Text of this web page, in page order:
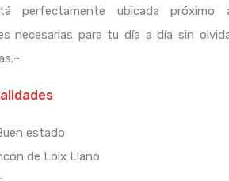
perfectamente ubicada
necesarias para tu día a día sin
estado
de Loix Llano